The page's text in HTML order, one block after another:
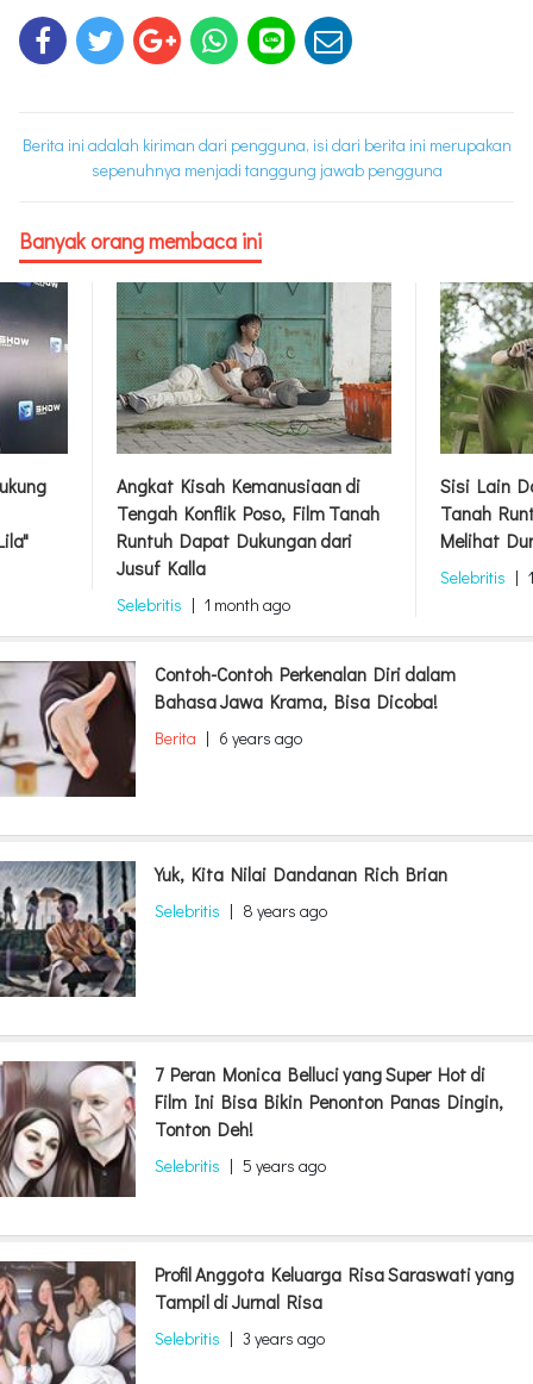
Berita ini adalah kiriman dari pengguna, isi dari berita ini merupakan
sepenuhnya menjadi tanggung jawab pengguna
Banyak orang membaca ini
Angkat Kisah Kemanusiaan di
Tengah Konflik Poso, Film Tanah
Runtuh Dapat Dukungan dari
Jusuf Kalla
Selebritis | 1 month ago
Sisi Lain
Tanah
Melihat
Selebritis |
Contoh-Contoh Perkenalan Diri dalam
Bahasa Jawa Krama, Bisa Dicoba!
Berita | 6 years ago
Yuk, Kita Nilai Dandanan Rich Brian
Selebritis | 8 years ago
7 Peran Monica Belluci yang Super Hot di
Film Ini Bisa Bikin Penonton Panas Dingin,
Tonton Deh!
Selebritis | 5 years ago
Profil Anggota Keluarga Risa Saraswati yang
Tampil di Jurnal Risa
Selebritis | 3 years ago